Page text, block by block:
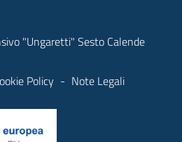
"Ungaretti" Sesto Calende
Policy - Note Legali